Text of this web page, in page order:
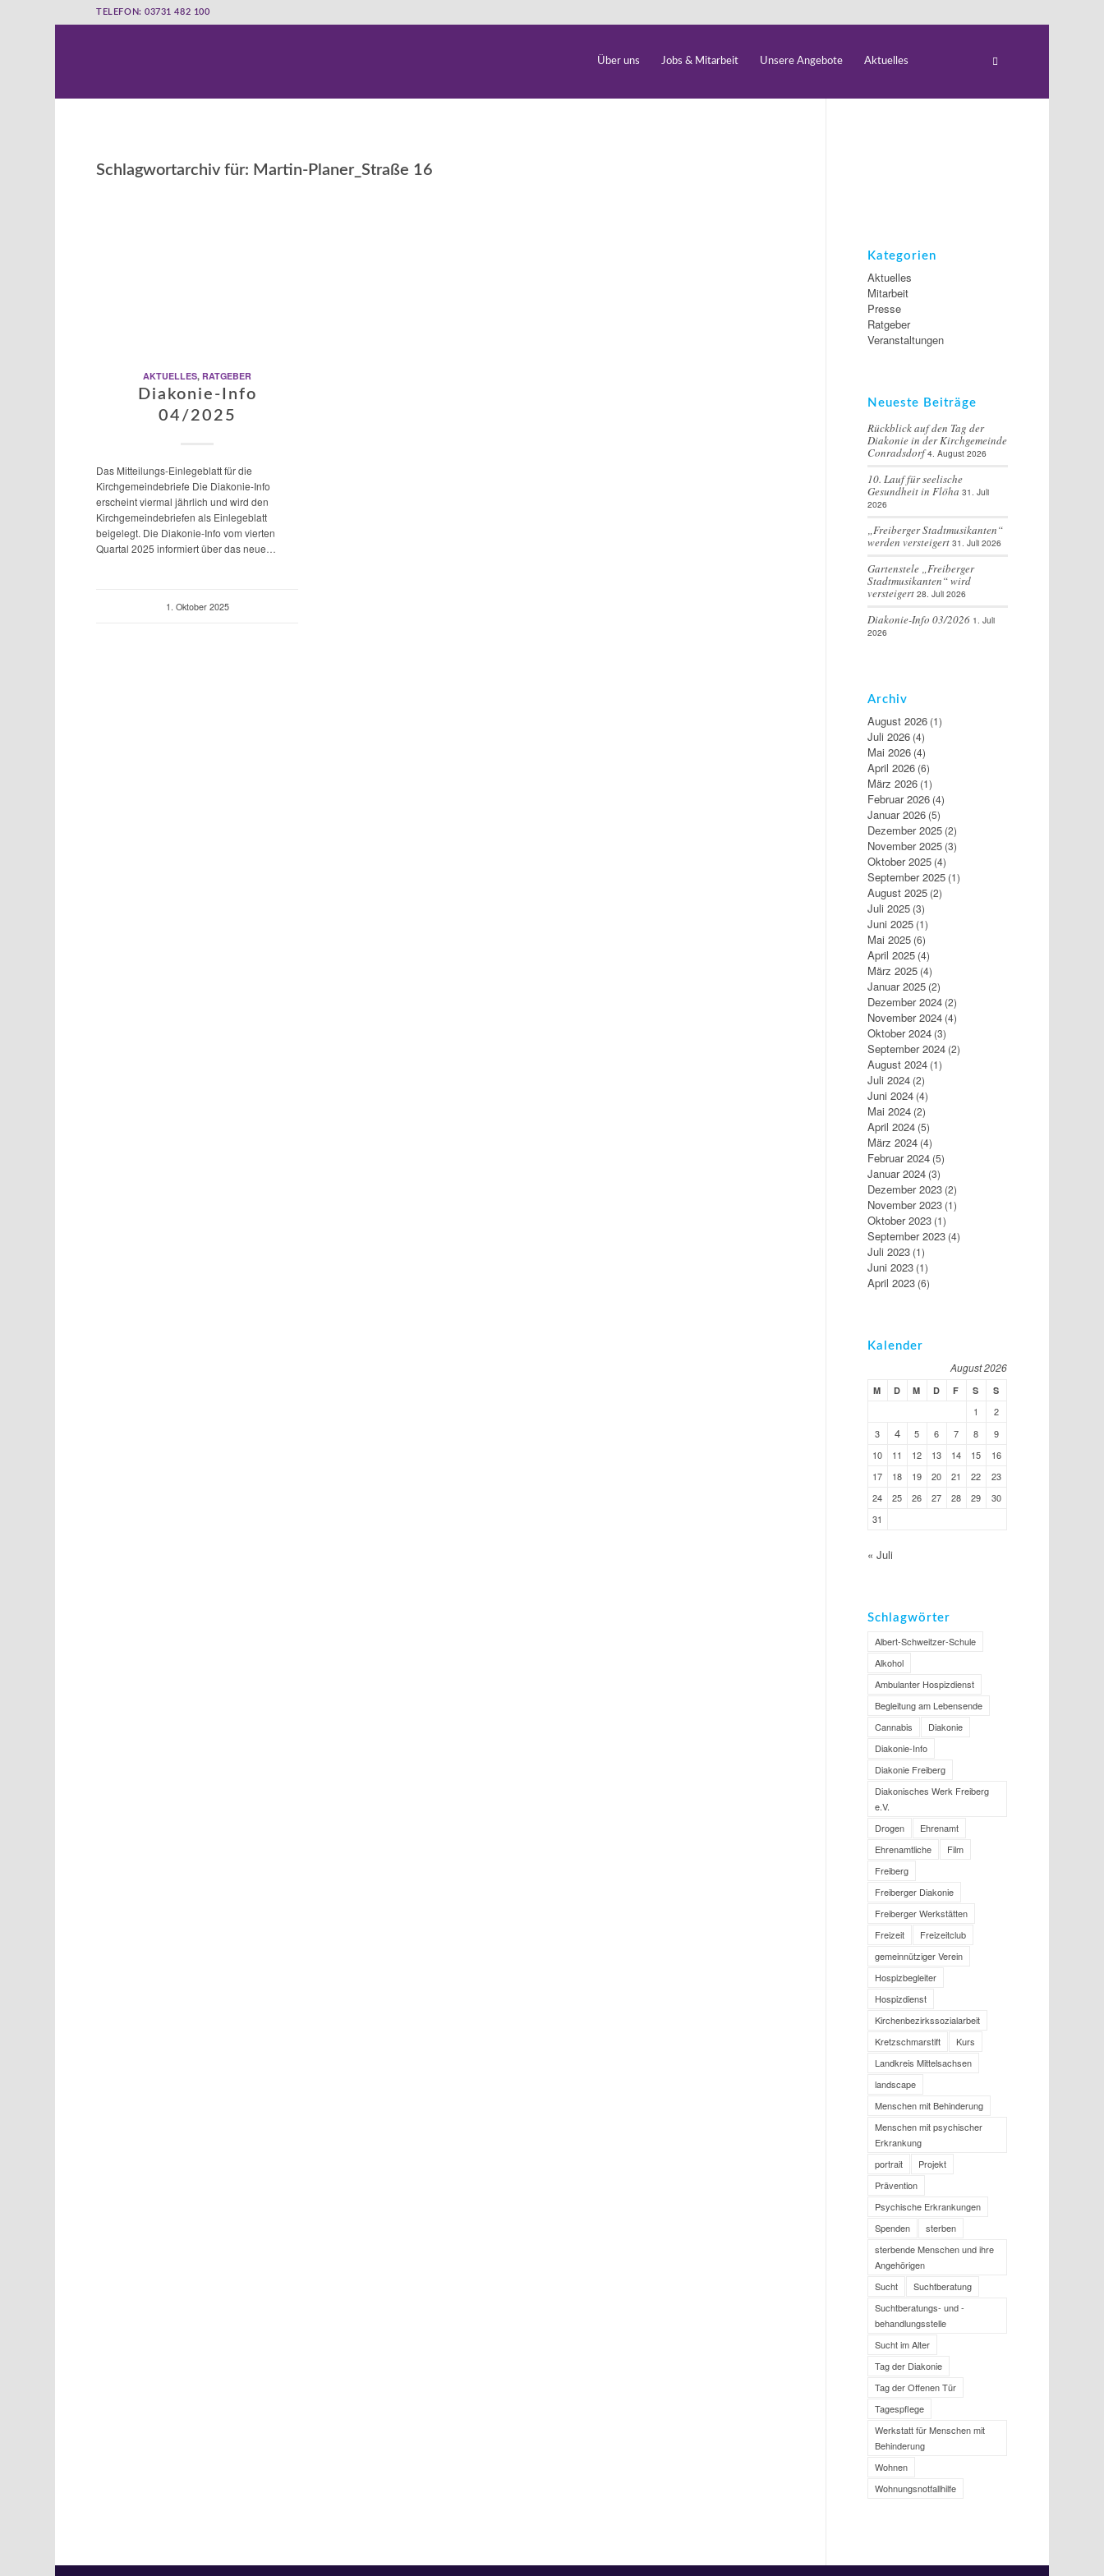
TELEFON: 03731 482 100
Über uns Jobs & Mitarbeit Unsere Angebote Aktuelles
Schlagwortarchiv für: Martin-Planer_Straße 16
AKTUELLES,RATGEBER
Diakonie-Info
04/2025
Das Mitteilungs-Einlegeblatt für die
Kirchgemeindebriefe Die Diakonie-Info
erscheint viermal jährlich und wird den
Kirchgemeindebriefen als Einlegeblatt
beigelegt. Die Diakonie-Info vom vierten
Quartal 2025 informiert über das neue…
1. Oktober 2025
Kategorien
Aktuelles
Mitarbeit
Presse
Ratgeber
Veranstaltungen
Neueste Beiträge
Rückblick auf den Tag der
Diakonie in der Kirchgemeinde
Conradsdorf 4. August 2026
10. Lauf für seelische
Gesundheit in Flöha 31. Juli
2026
„Freiberger Stadtmusikanten“
werden versteigert 31. Juli 2026
Gartenstele „Freiberger
Stadtmusikanten“ wird
versteigert 28. Juli 2026
Diakonie-Info 03/2026 1. Juli
2026
Archiv
August 2026(1)
Juli 2026(4)
Mai 2026(4)
April 2026(6)
März 2026(1)
Februar 2026(4)
Januar 2026(5)
Dezember 2025(2)
November 2025(3)
Oktober 2025(4)
September 2025(1)
August 2025(2)
Juli 2025(3)
Juni 2025(1)
Mai 2025(6)
April 2025(4)
März 2025(4)
Januar 2025(2)
Dezember 2024(2)
November 2024(4)
Oktober 2024(3)
September 2024(2)
August 2024(1)
Juli 2024(2)
Juni 2024(4)
Mai 2024(2)
April 2024(5)
März 2024(4)
Februar 2024(5)
Januar 2024(3)
Dezember 2023(2)
November 2023(1)
Oktober 2023(1)
September 2023(4)
Juli 2023(1)
Juni 2023(1)
April 2023(6)
Kalender
August 2026
M D M D F S S
1
2
3
4 5 6 7 8
9
10
11 12 13 14 15
16
17
18 19 20 21 22
23
24
25 26 27 28 29
30
31
« Juli
Schlagwörter
Albert-Schweitzer-Schule
Alkohol
Ambulanter Hospizdienst
Begleitung am Lebensende
Cannabis
Diakonie
Diakonie-Info
Diakonie Freiberg
Diakonisches Werk Freiberg
e.V.
Drogen
Ehrenamt
Ehrenamtliche
Film
Freiberg
Freiberger Diakonie
Freiberger Werkstätten
Freizeit
Freizeitclub
gemeinnütziger Verein
Hospizbegleiter
Hospizdienst
Kirchenbezirkssozialarbeit
Kretzschmarstift
Kurs
Landkreis Mittelsachsen
landscape
Menschen mit Behinderung
Menschen mit psychischer
Erkrankung
portrait
Projekt
Prävention
Psychische Erkrankungen
Spenden
sterben
sterbende Menschen und ihre
Angehörigen
Sucht
Suchtberatung
Suchtberatungs- und -
behandlungsstelle
Sucht im Alter
Tag der Diakonie
Tag der Offenen Tür
Tagespflege
Werkstatt für Menschen mit
Behinderung
Wohnen
Wohnungsnotfallhilfe